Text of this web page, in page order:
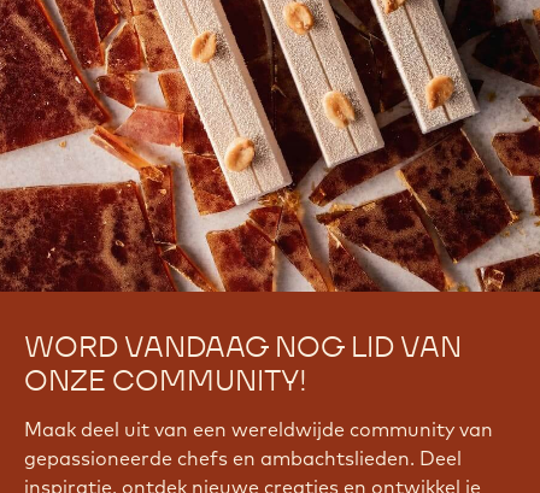
WORD VANDAAG NOG LID VAN
ONZE COMMUNITY!
Maak deel uit van een wereldwijde community van
gepassioneerde chefs en ambachtslieden. Deel
inspiratie, ontdek nieuwe creaties en ontwikkel je